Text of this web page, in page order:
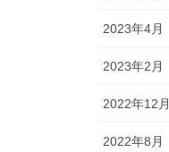
2023年4月
2023年2月
2022年12月
2022年8月